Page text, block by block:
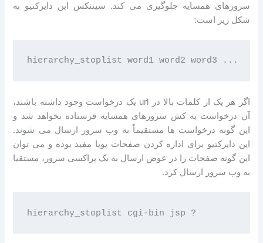
سرورهای همسایه جلوگیری می کند. سینتکس این دایرکتیو به
شکل زیر است:
اگر هر یک از کلمات بالا در url یک درخواست وجود داشته باشند،
آن درخواست به کش سرورهای همسایه فرستاده نخواهد شد و
این گونه درخواست ها مستقیماً به وب سرور ارسال می شوند.
این دایرکتیو برای اداره کردن صفحات پویا مفید بوده و می توان
این گونه صفحات را در عوض ارسال به یک پراکسی سرور، مستقیا
به وب سرور ارسال کرد.